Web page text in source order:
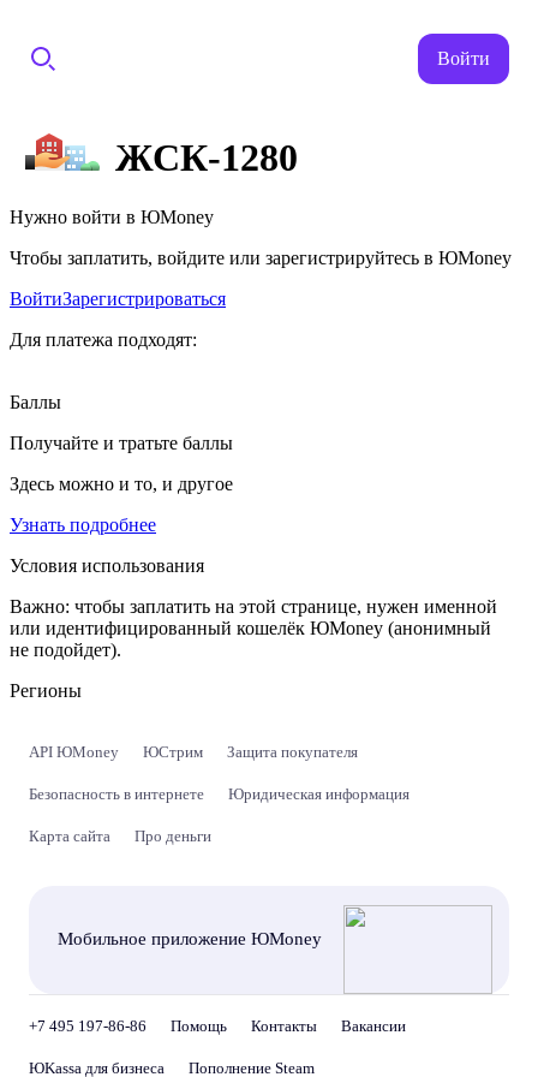
Войти
ЖСК-1280
Нужно войти в ЮMoney
Чтобы заплатить, войдите или зарегистрируйтесь в ЮMoney
ВойтиЗарегистрироваться
Для платежа подходят:
Баллы
Получайте и тратьте баллы
Здесь можно и то, и другое
Узнать подробнее
Условия использования
Важно: чтобы заплатить на этой странице, нужен именной
или идентифицированный кошелёк ЮMoney (анонимный
не подойдет).
Регионы
API ЮMoney ЮСтрим Защита покупателя
Безопасность в интернете Юридическая информация
Карта сайта Про деньги
Мобильное приложение ЮMoney
+7 495 197-86-86 Помощь Контакты Вакансии
ЮKassa для бизнеса Пополнение Steam